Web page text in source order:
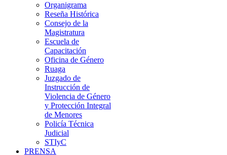
Organigrama
Reseña Histórica
Consejo de la
Magistratura
Escuela de
Capacitación
Oficina de Género
Ruaga
Juzgado de
Instrucción de
Violencia de Género
y Protección Integral
de Menores
Policía Técnica
Judicial
STIyC
PRENSA